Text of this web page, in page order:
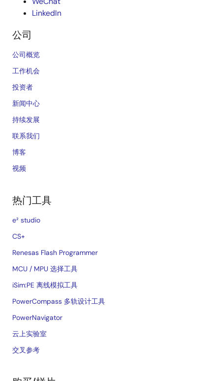
LinkedIn
公司
公司概览
工作机会
投资者
新闻中心
持续发展
联系我们
博客
视频
热门工具
e² studio
CS+
Renesas Flash Programmer
MCU / MPU 选择工具
iSim:PE 离线模拟工具
PowerCompass 多轨设计工具
PowerNavigator
云上实验室
交叉参考